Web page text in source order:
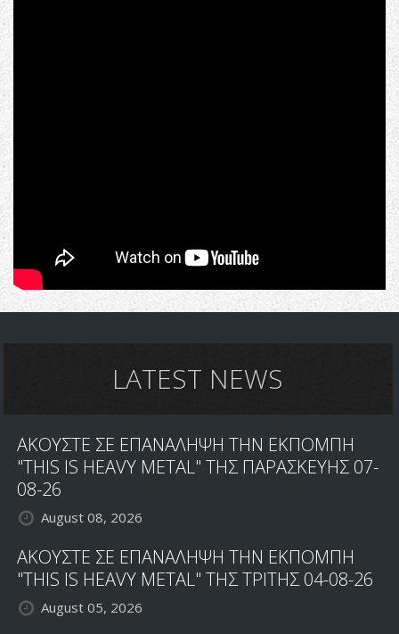
LATEST NEWS
ΑΚΟΥΣΤΕ ΣΕ ΕΠΑΝΑΛΗΨΗ ΤΗΝ ΕΚΠΟΜΠΗ
"THIS IS HEAVY METAL" ΤΗΣ ΠΑΡΑΣΚΕΥΗΣ 07-
08-26
August 08, 2026
ΑΚΟΥΣΤΕ ΣΕ ΕΠΑΝΑΛΗΨΗ ΤΗΝ ΕΚΠΟΜΠΗ
"THIS IS HEAVY METAL" ΤΗΣ ΤΡΙΤΗΣ 04-08-26
August 05, 2026